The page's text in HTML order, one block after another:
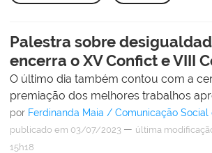
Palestra sobre
encerra o XV Confict e VIII
O último dia também contou com a
premiação dos melhores trabalhos
por Ferdinanda Maia / Comunicação Social
publicado em 03/07/2023 — última
15h18